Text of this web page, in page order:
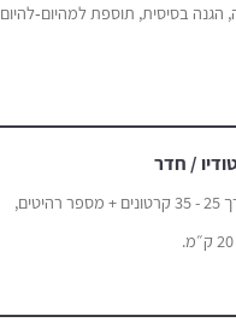
הגנה בסיסית, תוספת למהיום‑להיום
/ חדר
הובלה עבור בערך 25 - 35 קרטונים + מספר רהיטים,